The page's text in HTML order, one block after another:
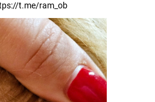
t.me/ram_ob